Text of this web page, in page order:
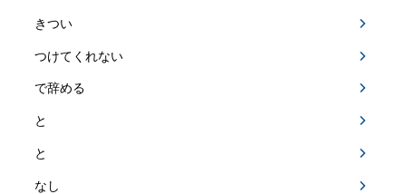
きつい
つけてくれない
で辞める
と
と
なし